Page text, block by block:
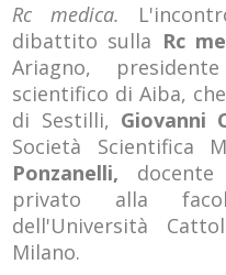
Rc medica.
dibattito sulla Rc
Ariagno,
scientifico di Aiba,
di Sestilli, Giovanni
Società Scientifica
Ponzanelli,
privato alla
dell'Università
Milano.